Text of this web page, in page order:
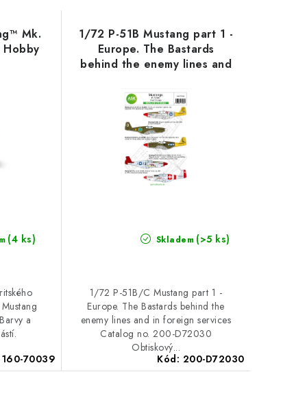
Mk.
Hobby
(4 ks)
a
160-70039
1/72 P-51B Mustang part 1 -
Europe. The Bastards
behind the enemy lines and
Skladem (>5 ks)
1/72 P-51B/C Mustang part 1 -
Europe. The Bastards behind the
enemy lines and in foreign services
Catalog no. 200-D72030
Obtiskový...
Kód: 200-D72030